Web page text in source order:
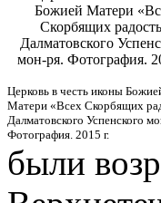
Божией Матери
Скорбящих
Далматовского
мон-ря. Фотография.
Церковь в честь иконы
Матери «Всех Скорбящих
Далматовского Успенского
Фотография. 2015 г.
были